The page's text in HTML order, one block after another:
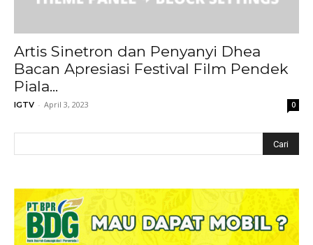
Artis Sinetron dan Penyanyi Dhea
Bacan Apresiasi Festival Film Pendek
Piala...
IGTV - April 3, 2023 0